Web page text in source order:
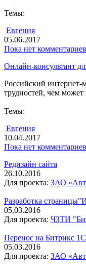
Темы:
Евгения
05.06.2017
Пока нет комментариев
Онлайн-консультант
Российский интернет-
трудностей, чем может
Темы:
Евгения
10.04.2017
Пока нет комментариев
Редизайн сайта
26.10.2016
Для проекта: ЗАО
Разработка
05.03.2016
Для проекта: ЧЗТИ
Перенос на Битрикс 1С
05.03.2016
Для проекта: ЗАО